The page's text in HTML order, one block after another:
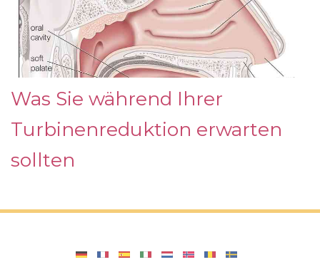
Was Sie während Ihrer
Turbinenreduktion erwarten
sollten